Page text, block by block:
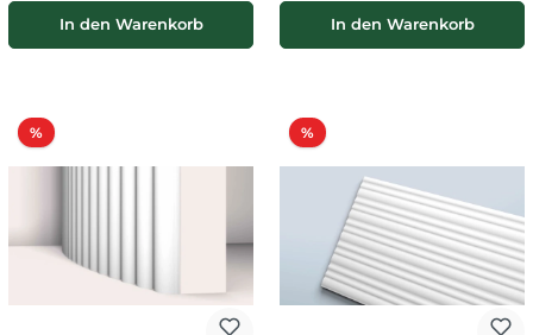
In den Warenkorb In den Warenkorb
%Rabatt %Rabatt